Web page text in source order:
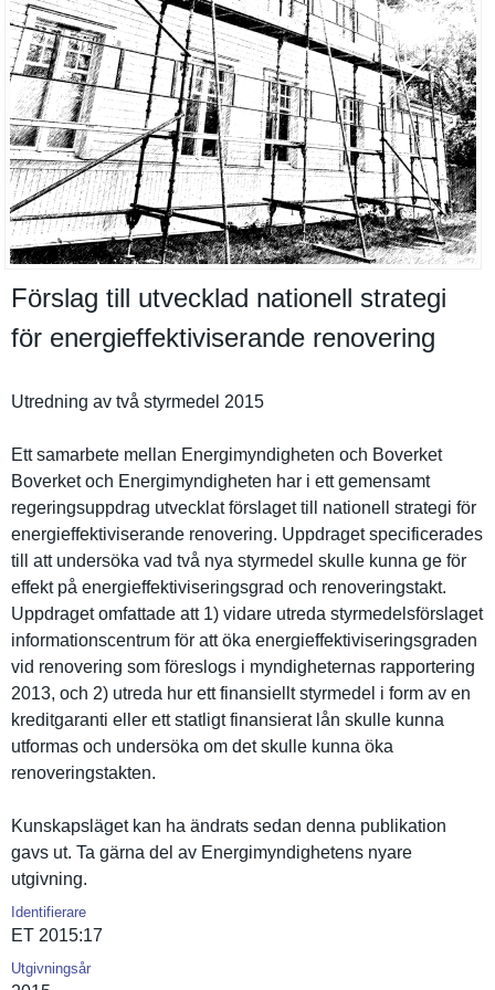
Förslag till utvecklad nationell strategi
för energieffektiviserande renovering
Utredning av två styrmedel 2015
Ett samarbete mellan Energimynd­igheten och Boverket
Boverket och Energimynd­igheten har i ett gemensamt
regeringsu­ppdrag utvecklat förslaget till nationell strategi för
energieffe­ktiviseran­de renovering. Uppdraget specificer­ades
till att undersöka vad två nya styrmedel skulle kunna ge för
effekt på energieffe­ktiviserin­gsgrad och renovering­stakt.
Uppdraget omfattade att 1) vidare utreda styrmedels­förslaget
informatio­nscentrum för att öka energieffe­ktiviserin­gsgraden
vid renovering som föreslogs i myndighete­rnas rapporteri­ng
2013, och 2) utreda hur ett finansiell­t styrmedel i form av en
kreditgara­nti eller ett statligt finansiera­t lån skulle kunna
utformas och undersöka om det skulle kunna öka
renovering­stakten.
Kunskapslä­get kan ha ändrats sedan denna publikatio­n
gavs ut. Ta gärna del av Energimynd­ighetens nyare
utgivning.
Identifierare
ET 2015:17
Utgivningsår